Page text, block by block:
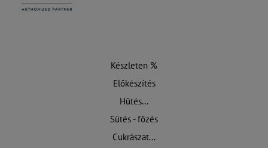
Készleten %
Előkészítés
Hűtés...
Sütés - főzés
Cukrászat...